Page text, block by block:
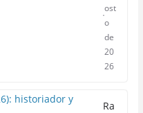
ost
o
de
20
26
Ra